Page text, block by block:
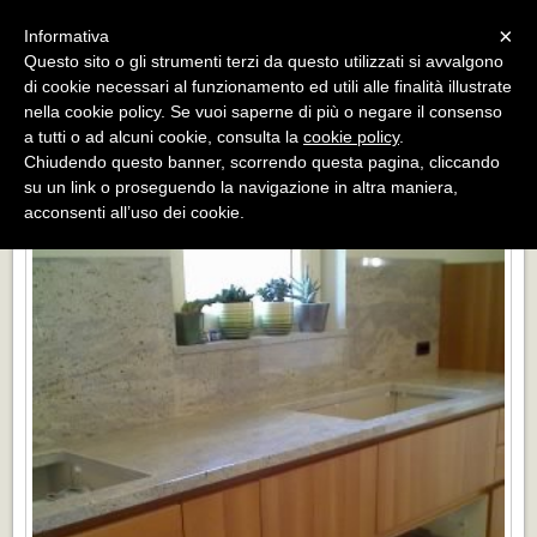
INDIETRO « »
TOP CUCINA GRANITO KASHMIR WHITE
×
Informativa
Questo sito o gli strumenti terzi da questo utilizzati si avvalgono
di cookie necessari al funzionamento ed utili alle finalità illustrate
nella cookie policy. Se vuoi saperne di più o negare il consenso
a tutti o ad alcuni cookie, consulta la cookie policy.
Chiudendo questo banner, scorrendo questa pagina, cliccando
su un link o proseguendo la navigazione in altra maniera,
acconsenti all’uso dei cookie.